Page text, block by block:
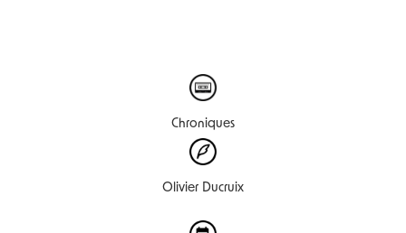
Chroniques
Olivier Ducruix